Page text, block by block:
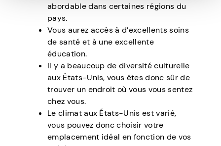
abordable dans certaines régions du
pays.
Vous aurez accès à d’excellents soins
de santé et à une excellente
éducation.
Il y a beaucoup de diversité culturelle
aux États-Unis, vous êtes donc sûr de
trouver un endroit où vous vous sentez
chez vous.
Le climat aux États-Unis est varié,
vous pouvez donc choisir votre
emplacement idéal en fonction de vos